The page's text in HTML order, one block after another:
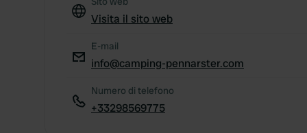
Visita il sito web
E-mail
info@camping-pennarster.com
Numero di telefono
+33298569775